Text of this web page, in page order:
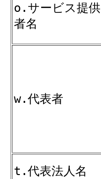
o.サービス提供
者名
w.代表者
t.代表法人名